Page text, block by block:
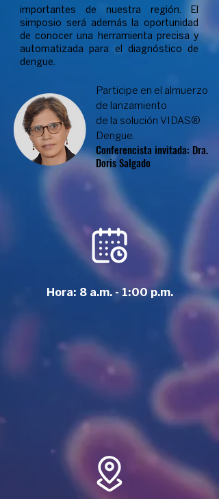
importantes de nuestra región. El
simposio será además la oportunidad
de conocer una herramienta precisa y
automatizada para el diagnóstico de
dengue.​
Participe en el almuerzo
de lanzamiento
de la solución VIDAS®
Dengue.
Conferencista invitada: Dra.
Doris Salgado
Hora: 8 a.m. - 1:00 p.m.